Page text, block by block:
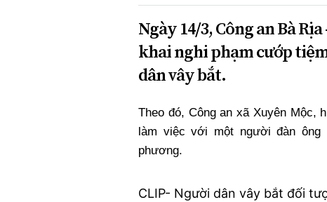
Ngày 14/3, Công an Bà
khai nghi phạm cướp
dân vây bắt.
Theo đó, Công an xã Xuyên Mộc,
làm việc với một người đàn
phương.
CLIP- Người dân vây bắt đối